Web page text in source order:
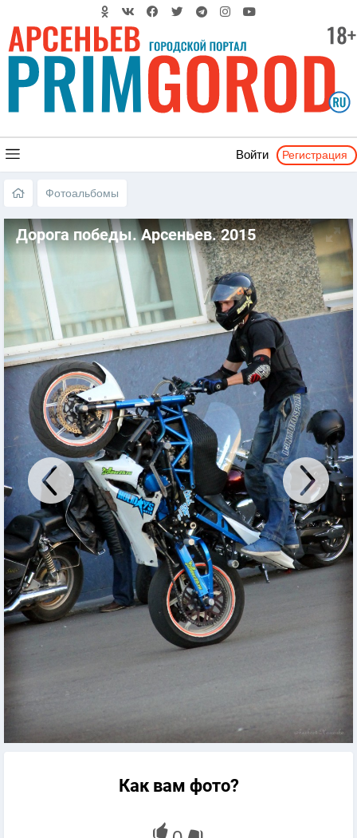
Войти Регистрация
Фотоальбомы
Дорога победы. Арсеньев. 2015
Как вам фото?